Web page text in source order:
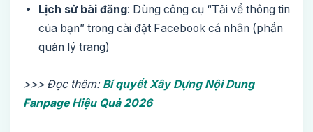
Lịch sử bài đăng: Dùng công cụ “Tải về thông tin
của bạn” trong cài đặt Facebook cá nhân (phần
quản lý trang)
>>> Đọc thêm: Bí quyết Xây Dựng Nội Dung
Fanpage Hiệu Quả 2026